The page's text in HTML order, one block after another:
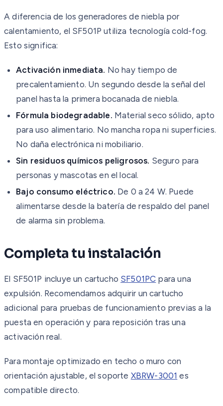
A diferencia de los generadores de niebla por
calentamiento, el SF501P utiliza tecnología cold-fog.
Esto significa:
Activación inmediata. No hay tiempo de
precalentamiento. Un segundo desde la señal del
panel hasta la primera bocanada de niebla.
Fórmula biodegradable. Material seco sólido, apto
para uso alimentario. No mancha ropa ni superficies.
No daña electrónica ni mobiliario.
Sin residuos químicos peligrosos. Seguro para
personas y mascotas en el local.
Bajo consumo eléctrico. De 0 a 24 W. Puede
alimentarse desde la batería de respaldo del panel
de alarma sin problema.
Completa tu instalación
El SF501P incluye un cartucho SF501PC para una
expulsión. Recomendamos adquirir un cartucho
adicional para pruebas de funcionamiento previas a la
puesta en operación y para reposición tras una
activación real.
Para montaje optimizado en techo o muro con
orientación ajustable, el soporte XBRW-3001 es
compatible directo.